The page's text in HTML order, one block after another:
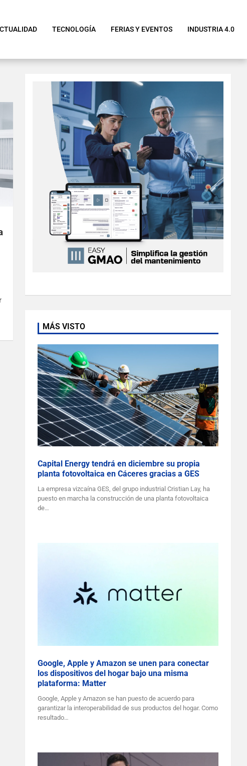
TECNOLOGÍA FERIAS Y EVENTOS INDUSTRIA 4.0
MÁS VISTO
Capital Energy tendrá en diciembre su propia
planta fotovoltaica en Cáceres gracias a GES
La empresa vizcaína GES, del grupo industrial Cristian Lay, ha
puesto en marcha la construcción de una planta fotovoltaica
de…
Google, Apple y Amazon se unen para conectar
los dispositivos del hogar bajo una misma
plataforma: Matter
Google, Apple y Amazon se han puesto de acuerdo para
garantizar la interoperabilidad de sus productos del hogar. Como
resultado…